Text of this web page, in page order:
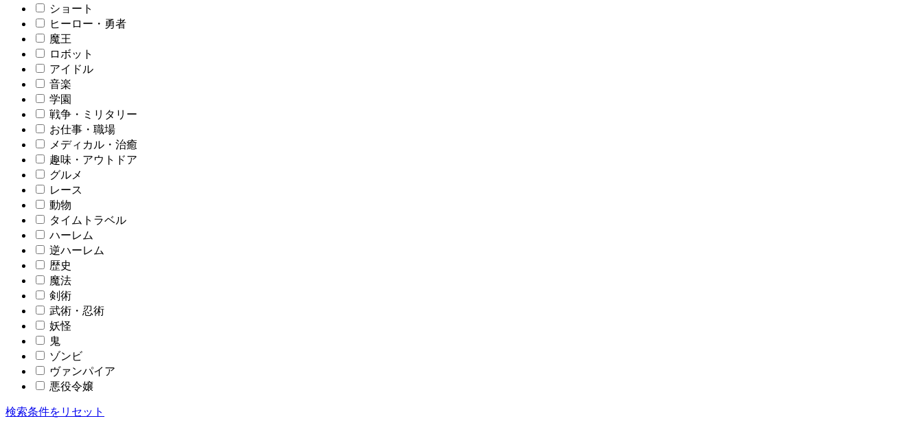
ショート
ヒーロー・勇者
魔王
ロボット
アイドル
音楽
学園
戦争・ミリタリー
お仕事・職場
メディカル・治癒
趣味・アウトドア
グルメ
レース
動物
タイムトラベル
ハーレム
逆ハーレム
歴史
魔法
剣術
武術・忍術
妖怪
鬼
ゾンビ
ヴァンパイア
悪役令嬢
検索条件をリセット